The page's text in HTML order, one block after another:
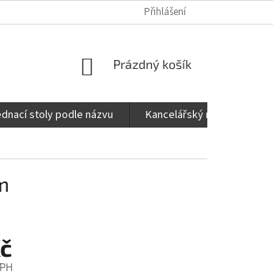
Přihlášení
NÁKUPNÍ
Prázdný košík
stoly podle názvu
Kancelářský nábytek FOX